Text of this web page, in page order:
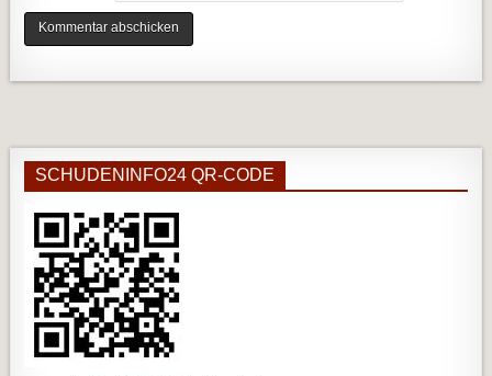
SCHUDENINFO24 QR-CODE